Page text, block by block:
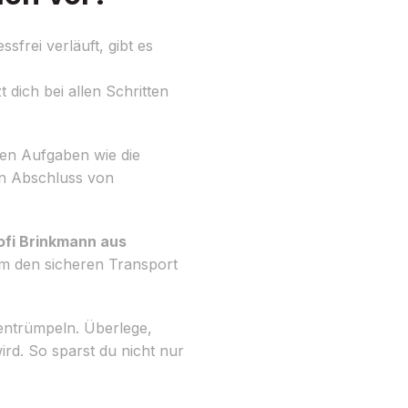
verläuft, gibt es
dich bei allen Schritten
Aufgaben wie die
Abschluss von
Brinkmann aus
den sicheren Transport
Überlege,
So sparst du nicht nur